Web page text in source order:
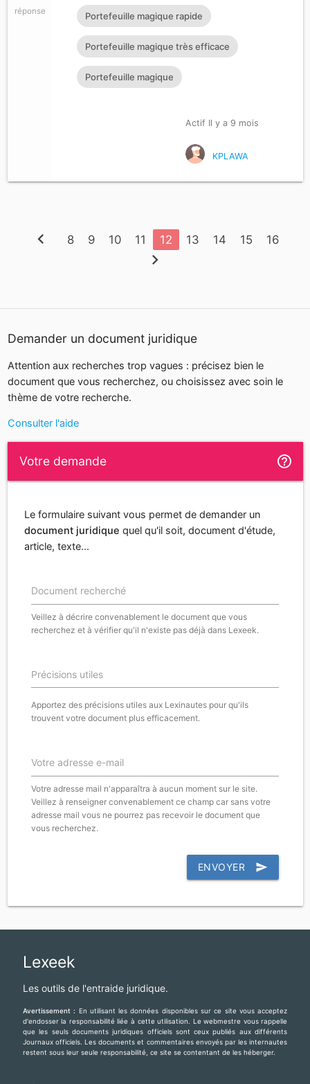
réponse Portefeuille magique rapide
Portefeuille magique très efficace
Portefeuille magique
Actif Il y a 9 mois
KPLAWA
chevron_left 8 9 10 11 12 13 14 15 16
chevron_right
Demander un document juridique
Attention aux recherches trop vagues : précisez bien le
document que vous recherchez, ou choisissez avec soin le
thème de votre recherche.
Consulter l'aide
Votre demande help_outline
Le formulaire suivant vous permet de demander un
document juridique quel qu'il soit, document d'étude,
article, texte...
Document recherché
Veillez à décrire convenablement le document que vous
recherchez et à vérifier qu'il n'existe pas déjà dans Lexeek.
Précisions utiles
Apportez des précisions utiles aux Lexinautes pour qu'ils
trouvent votre document plus efficacement.
Votre adresse e-mail
Votre adresse mail n'apparaîtra à aucun moment sur le site.
Veillez à renseigner convenablement ce champ car sans votre
adresse mail vous ne pourrez pas recevoir le document que
vous recherchez.
ENVOYER send
Lexeek
Les outils de l'entraide juridique.
Avertissement : En utilisant les données disponibles sur ce site vous acceptez
d'endosser la responsabilité liée à cette utilisation. Le webmestre vous rappelle
que les seuls documents juridiques officiels sont ceux publiés aux différents
Journaux officiels. Les documents et commentaires envoyés par les internautes
restent sous leur seule responsabilité, ce site se contentant de les héberger.